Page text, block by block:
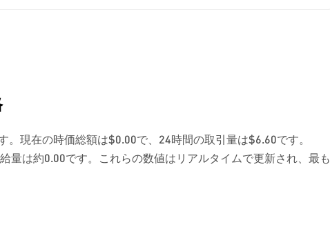
。現在の時価総額は$0.00で、24時間の取引量は$6.60です。
量は約0.00です。これらの数値はリアルタイムで更新され、最も